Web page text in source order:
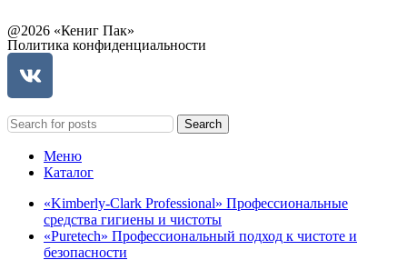
@2026 «Кениг Пак»
Политика конфиденциальности
Search
Меню
Каталог
«Kimberly-Clark Professional» Профессиональные
средства гигиены и чистоты
«Puretech» Профессиональный подход к чистоте и
безопасности